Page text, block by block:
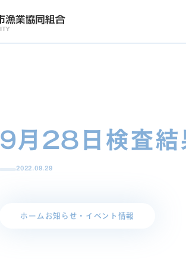
9月28日検査結
2022.09.29
ホーム お知らせ・イベント情報